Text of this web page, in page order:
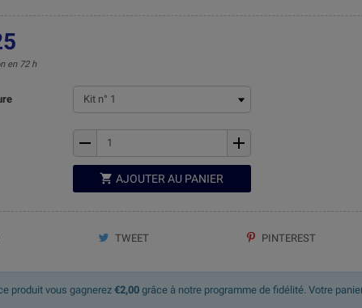
en 72 h
remove add
 AJOUTER AU PANIER
TWEET PINTEREST
produit vous gagnerez €2,00grâce à notre programme de fidélité. Votre